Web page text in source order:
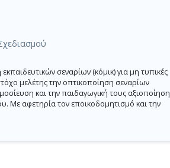
σεναρίων (κόμικ) για μη τυπικές
μελέτης την οπτικοποίηση σεναρίων
και την παιδαγωγική τους αξιοποίηση
Με αφετηρία τον εποικοδομητισμό και την